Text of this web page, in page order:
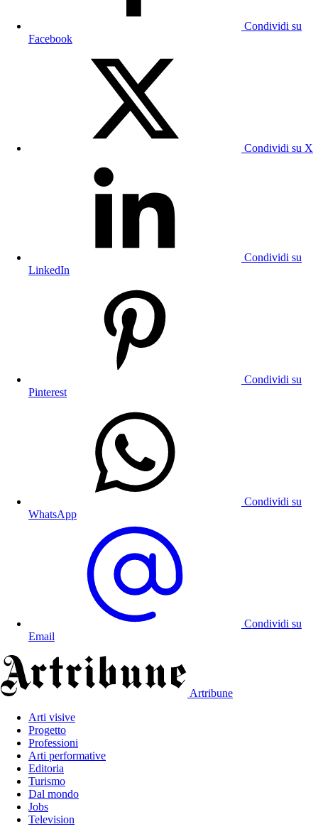
Condividi su
Facebook
Condividi su X
Condividi su
LinkedIn
Condividi su
Pinterest
Condividi su
WhatsApp
Condividi su
Email
Artribune
Arti visive
Progetto
Professioni
Arti performative
Editoria
Turismo
Dal mondo
Jobs
Television